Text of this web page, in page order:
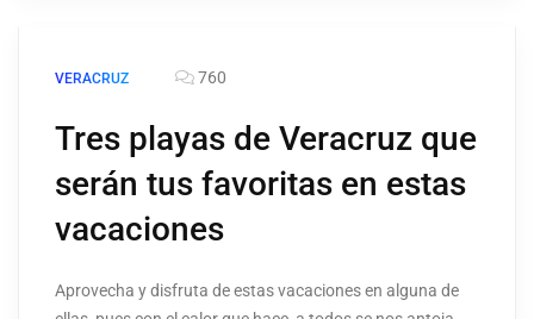
VERACRUZ 760
Tres playas de Veracruz que
serán tus favoritas en estas
vacaciones
Aprovecha y disfruta de estas vacaciones en alguna de